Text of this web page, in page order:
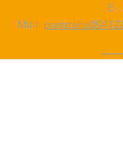
E-
Mail: